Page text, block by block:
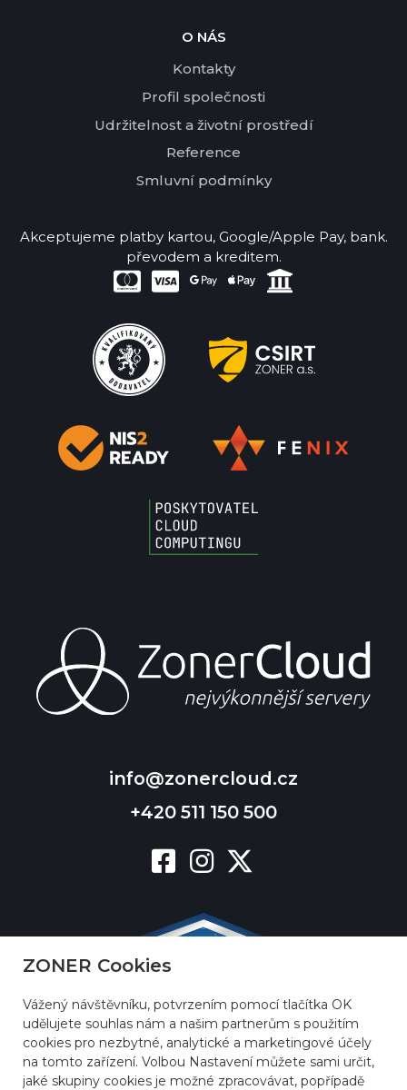
info@zonercloud.cz
+420 511 150 500
O NÁS
Kontakty
Profil společnosti
Udržitelnost a životní prostředí
Reference
Smluvní podmínky
Akceptujeme platby kartou, Google/Apple Pay, bank.
převodem a kreditem.
ZONER Cookies
Vážený návštěvníku, potvrzením pomocí tlačítka OK
udělujete souhlas nám a našim partnerům s použitím
cookies pro nezbytné, analytické a marketingové účely
na tomto zařízení. Volbou Nastavení můžete sami určit,
jaké skupiny cookies je možné zpracovávat, popřípadě